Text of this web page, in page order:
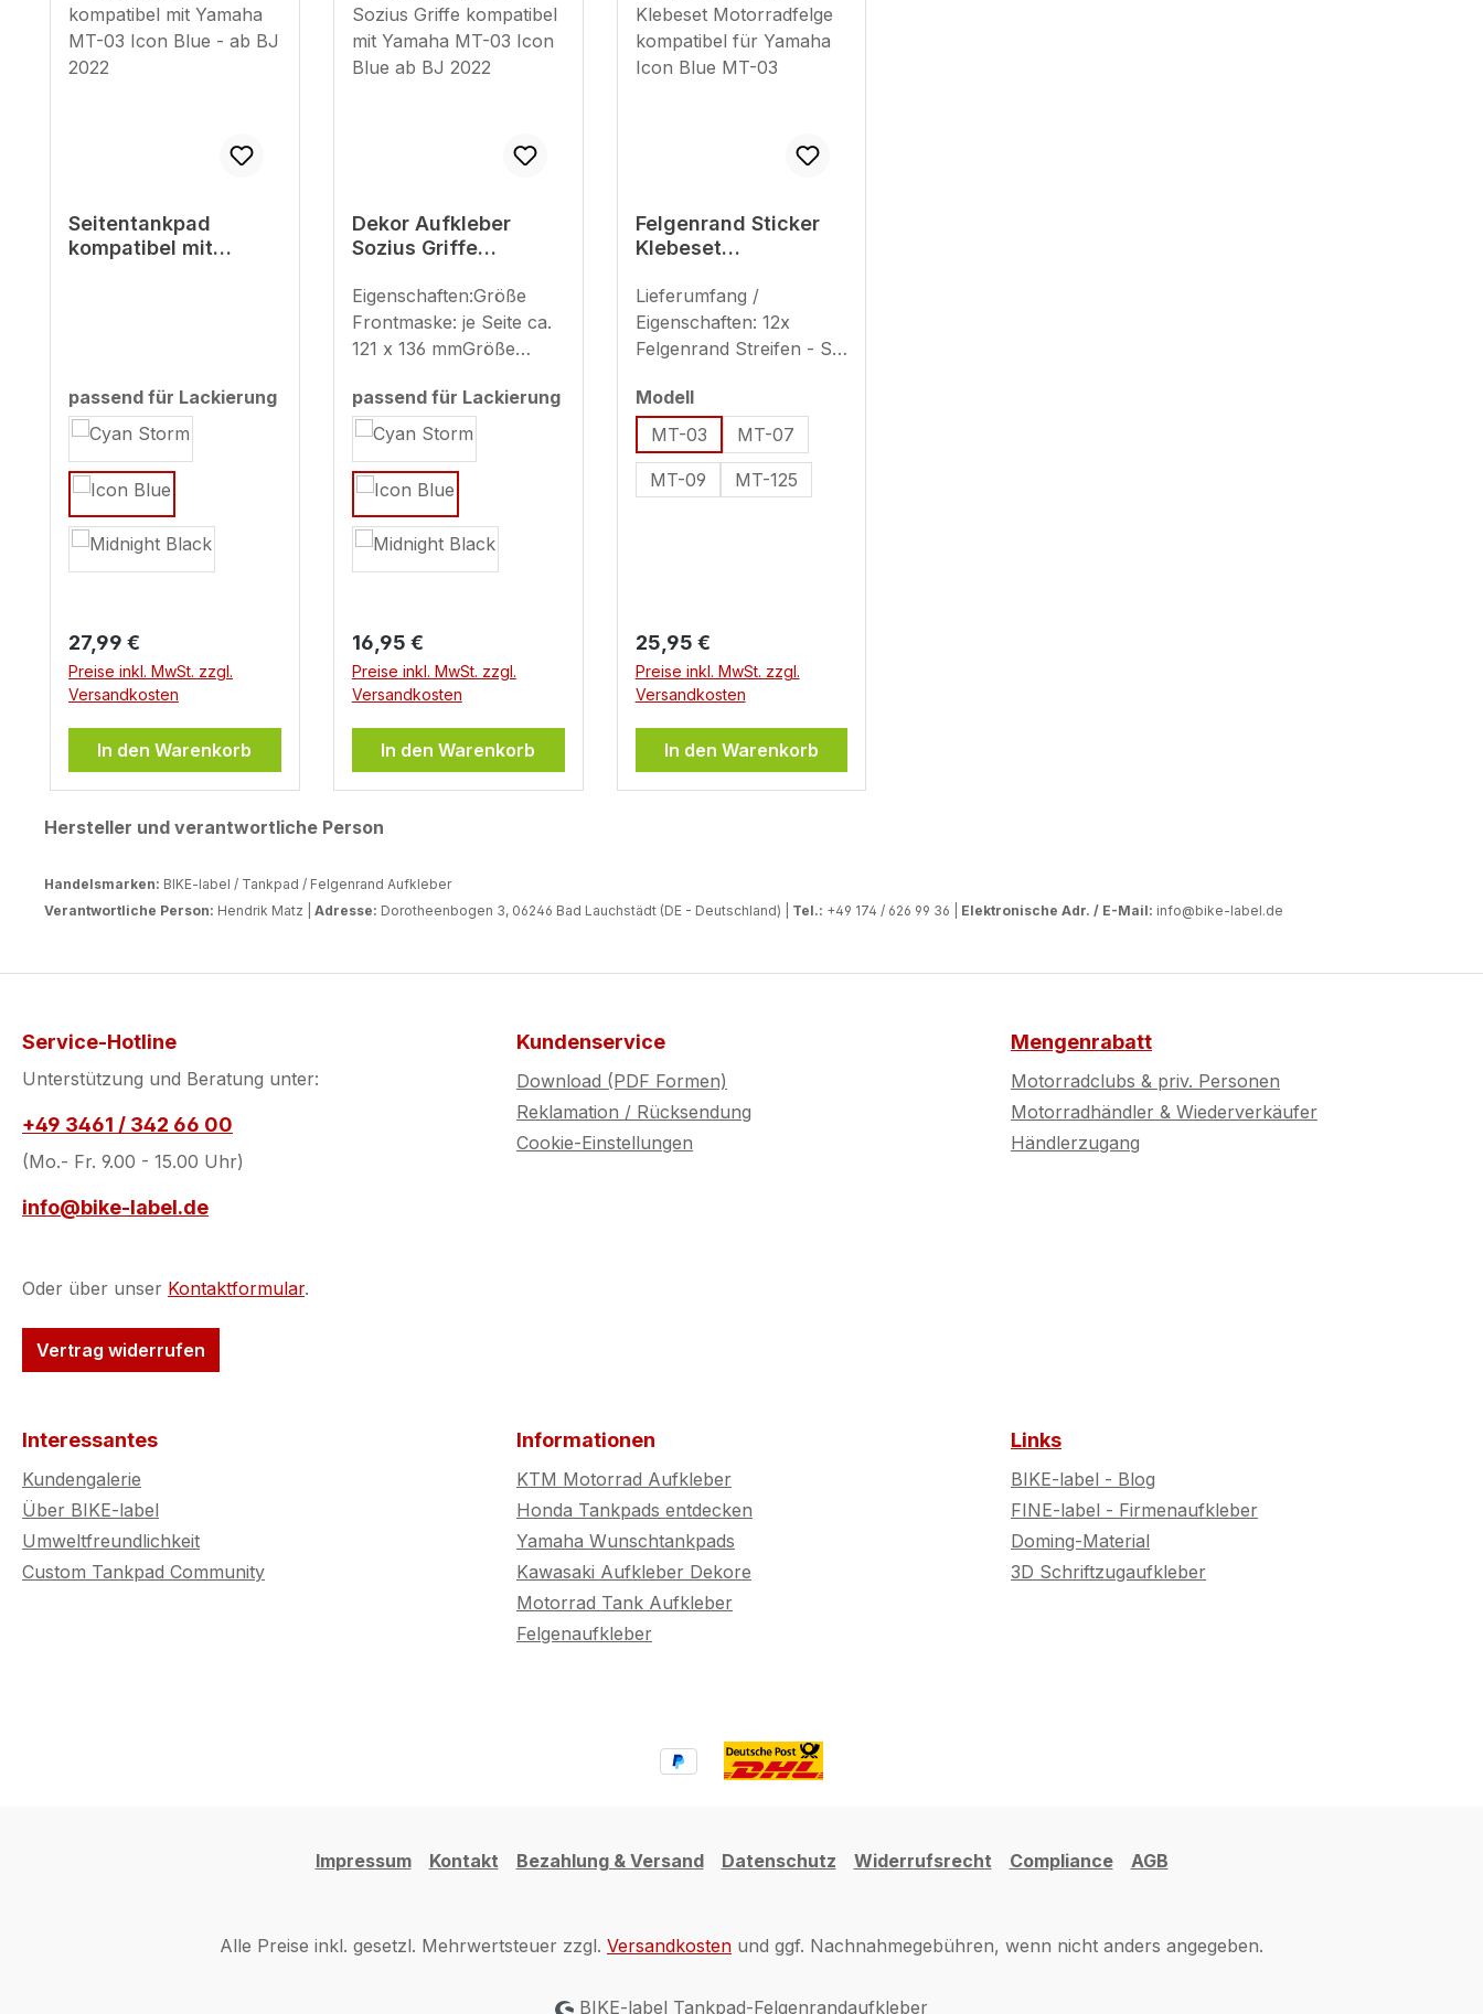
Seitentankpad
kompatibel mit
passend für Lackierung
auswählen
Regulärer Preis:
27,99 €
Preise inkl. MwSt. zzgl.
Versandkosten
In den Warenkorb
Dekor Aufkleber
Sozius Griffe
Yamaha MT-03 Icon
Blue ab BJ 2022
Eigenschaften:Größe
Frontmaske: je Seite ca.
121 x 136 mmGröße
mm
passend für Lackierung
auswählen
Regulärer Preis:
16,95 €
Preise inkl. MwSt. zzgl.
Versandkosten
In den Warenkorb
Felgenrand Sticker
Klebeset
kompatibel für
Yamaha Icon Blue
MT-03
Lieferumfang /
Eigenschaften: 12x
Felgenrand Streifen - Set
Motorradfelgen (plus 8x
Ersatzstreifen) geeignet
für 17 Zoll (Streifenbreite
- ca. 7 mm)
Modellauswählen
MT-03
MT-07
MT-09 MT-125
Regulärer Preis:
25,95 €
Preise inkl. MwSt. zzgl.
Versandkosten
In den Warenkorb
Hersteller und verantwortliche Person
Handelsmarken: BIKE-label / Tankpad / Felgenrand Aufkleber
Verantwortliche Person: Hendrik Matz | Adresse: Dorotheenbogen 3, 06246 Bad Lauchstädt (DE - Deutschland) | Tel.: +49 174 / 626 99 36 | Elektronische Adr. / E-Mail: info@bike-label.de
Service-Hotline
Unterstützung und Beratung unter:
+49 3461 / 342 66 00
(Mo.- Fr. 9.00 - 15.00 Uhr)
info@bike-label.de
Oder über unser Kontaktformular.
Vertrag widerrufen
Kundenservice
Download (PDF Formen)
Reklamation / Rücksendung
Cookie-Einstellungen
Mengenrabatt
Motorradclubs & priv. Personen
Motorradhändler & Wiederverkäufer
Händlerzugang
Interessantes
Kundengalerie
Über BIKE-label
Umweltfreundlichkeit
Custom Tankpad Community
Informationen
KTM Motorrad Aufkleber
Honda Tankpads entdecken
Yamaha Wunschtankpads
Kawasaki Aufkleber Dekore
Motorrad Tank Aufkleber
Felgenaufkleber
Links
BIKE-label - Blog
FINE-label - Firmenaufkleber
Doming-Material
3D Schriftzugaufkleber
Impressum Kontakt Bezahlung & Versand Datenschutz Widerrufsrecht Compliance AGB
Alle Preise inkl. gesetzl. Mehrwertsteuer zzgl. Versandkosten und ggf. Nachnahmegebühren, wenn nicht anders angegeben.
BIKE-label Tankpad-Felgenrandaufkleber